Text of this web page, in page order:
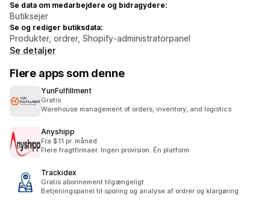
Se data om medarbejdere og bidragydere:
Butiksejer
Se og rediger butiksdata:
Produkter, ordrer, Shopify-administratorpanel
Se detaljer
Flere apps som denne
YunFulfillment
Gratis
Warehouse management of orders, inventory, and logistics
Anyshipp
Fra $11 pr. måned
Flere fragtfirmaer. Ingen provision. Én platform
Trackidex
Gratis abonnement tilgængeligt
Betjeningspanel til sporing og analyse af ordrer og klargøring